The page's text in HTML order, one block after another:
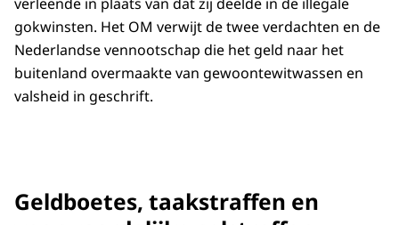
gokwinsten. Het OM verwijt de twee verdachten en de
Nederlandse vennootschap die het geld naar het
buitenland overmaakte van gewoontewitwassen en
valsheid in geschrift.
Geldboetes, taakstraffen en